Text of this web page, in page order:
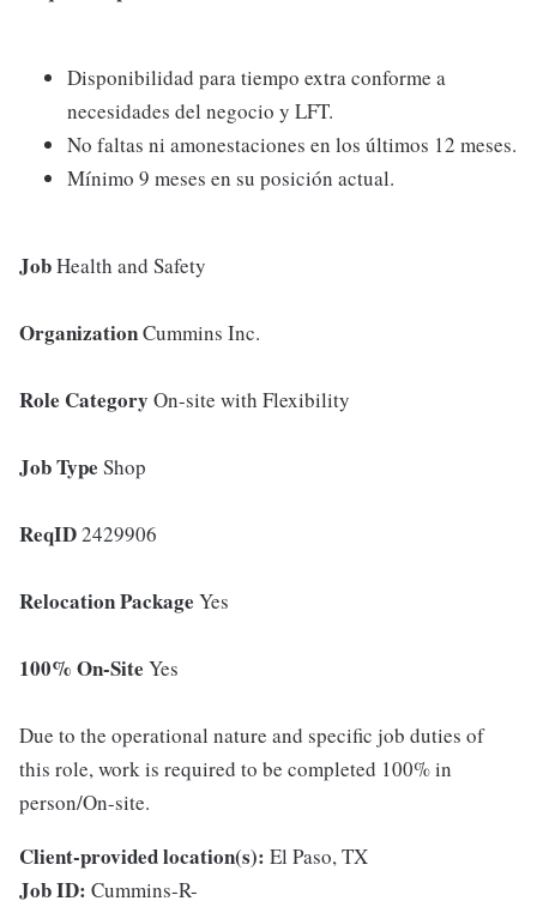
Disponibilidad para tiempo extra conforme a
necesidades del negocio y LFT.
No faltas ni amonestaciones en los últimos 12 meses.
Mínimo 9 meses en su posición actual.
JobHealth and Safety
OrganizationCummins Inc.
Role Category On-site with Flexibility
Job Type Shop
ReqID2429906
Relocation Package Yes
100% On-Site Yes
Due to the operational nature and specific job duties of
this role, work is required to be completed 100% in
person/On-site.
Client-provided location(s): El Paso, TX
Job ID: Cummins-R-